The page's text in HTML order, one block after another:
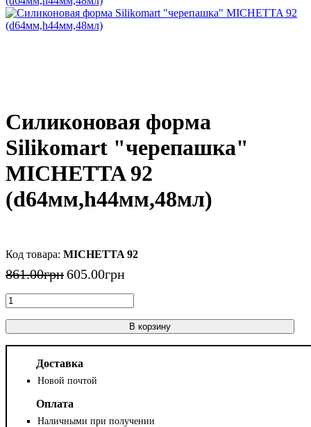
Силиконовая форма
Silikomart "черепашка"
MICHETTA 92
(d64мм,h44мм,48мл)
MICHETTA 92
861.00грн605.00грн
В корзину
Доставка
Новой почтой
Оплата
Наличными при получении